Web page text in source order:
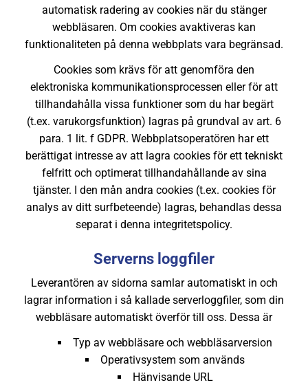
automatisk radering av cookies när du stänger
webbläsaren. Om cookies avaktiveras kan
funktionaliteten på denna webbplats vara begränsad.
Cookies som krävs för att genomföra den
elektroniska kommunikationsprocessen eller för att
tillhandahålla vissa funktioner som du har begärt
(t.ex. varukorgsfunktion) lagras på grundval av art. 6
para. 1 lit. f GDPR. Webbplatsoperatören har ett
berättigat intresse av att lagra cookies för ett tekniskt
felfritt och optimerat tillhandahållande av sina
tjänster. I den mån andra cookies (t.ex. cookies för
analys av ditt surfbeteende) lagras, behandlas dessa
separat i denna integritetspolicy.
Serverns loggfiler
Leverantören av sidorna samlar automatiskt in och
lagrar information i så kallade serverloggfiler, som din
webbläsare automatiskt överför till oss. Dessa är
Typ av webbläsare och webbläsarversion
Operativsystem som används
Hänvisande URL